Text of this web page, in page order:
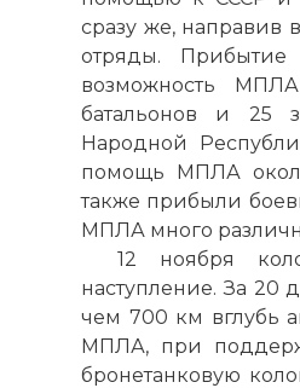
сразу же, направив
отряды.
возможность
батальонов и 25
Народной
помощь МПЛА
также прибыли
МПЛА много
12 ноября
наступление. За 20
чем 700 км вглубь
МПЛА, при
бронетанковую